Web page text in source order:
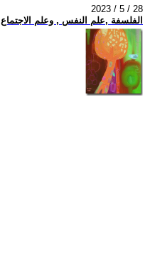
2023 / 5 / 28
الفلسفة ,علم النفس , وعلم الاجتماع